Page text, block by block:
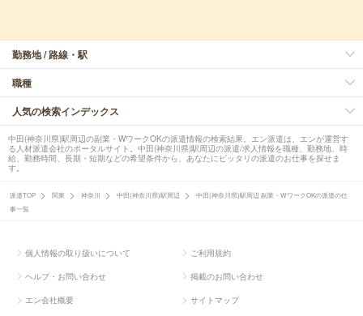
勤務地 / 路線・駅
職種
人気の検索インデックス
中田(神奈川県)駅周辺の副業・WワークOKの派遣情報の検索結果。エン派遣は、エンが運営す
る人材派遣会社のポータルサイト。中田(神奈川県)駅周辺の派遣/求人情報を職種、勤務地、時
給、勤務時間、長期・短期などの希望条件から、あなたにピッタリの派遣のお仕事を探せま
す。
派遣TOP 関東 神奈川 中田(神奈川県)駅周辺
中田(神奈川県)駅周辺 副業・WワークOKの派遣の仕
事一覧
個人情報の取り扱いについて ご利用規約
ヘルプ・お問い合わせ 掲載のお問い合わせ
エン会社概要 サイトマップ